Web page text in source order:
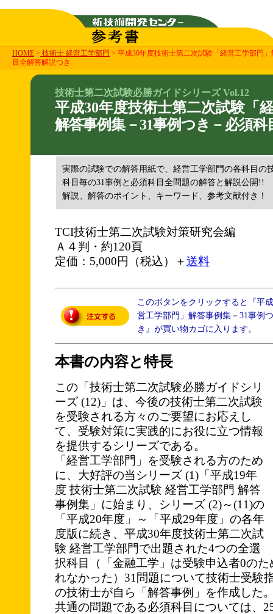
HOME > 技術士 経営工学部門 > 平成30年度技術士第二次試験「経営工学部門
目全解答解説つき
技術士第二次試験必勝ガイドシリーズ Vol.12
平成30年度技術士第二次試験「
解答事例集－31事例つき－必須
実際の試験での解答用紙で、経営工学部門の各科目の
科目毎の31事例と必須科目全問題の解答と解説公開!!
解説、解答のポイント、キーワード、参考文献付き！
TCI技術士第二次試験対策研究会編
Ａ４判・約120頁
定価：5,000円（税込）＋送料
このボタンをクリックすると『平
営工学部門」解答事例集－31事例
き』が買い物カゴに入ります。
本書の内容と特長
この「技術士第二次試験必勝ガイドシリ
ーズ (12)」は、今後の技術士第二次試験
を受験される方々のご要望にお応えし
て、受験対策に実践的にお役に立つ情報
を提供するシリーズである。
「経営工学部門」を受験される方のため
に、大好評の当シリーズ (1)「平成19年
度 技術士第二次試験 経営工学部門 解答
事例集」に始まり、シリーズ (2)～(11)の
「平成20年度」～「平成29年度」の各年
度版に続き、平成30年度技術士第二次試
験 経営工学部門で出題された4つの全選
択科目（「金融工学」は受験申込者0の
れなかった）31問題について技術士受験
の技術士が自ら「解答事例」を作成した
共通の問題である必須科目については、